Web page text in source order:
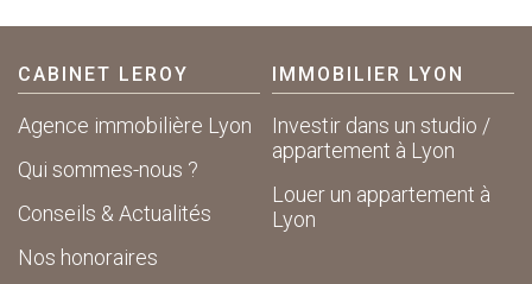
CABINET LEROY
Agence immobilière Lyon
Qui sommes-nous ?
Conseils & Actualités
Nos honoraires
IMMOBILIER LYON
Investir dans un studio /
appartement à Lyon
Louer un appartement à
Lyon